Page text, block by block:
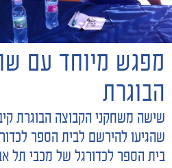
חדשות
מפגש מיוחד עם
הבוגרת
שישה משחקני הקבוצה הבוגרת
שהגיעו להירשם לבית הספר
בית הספר לכדורגל של מכבי תל